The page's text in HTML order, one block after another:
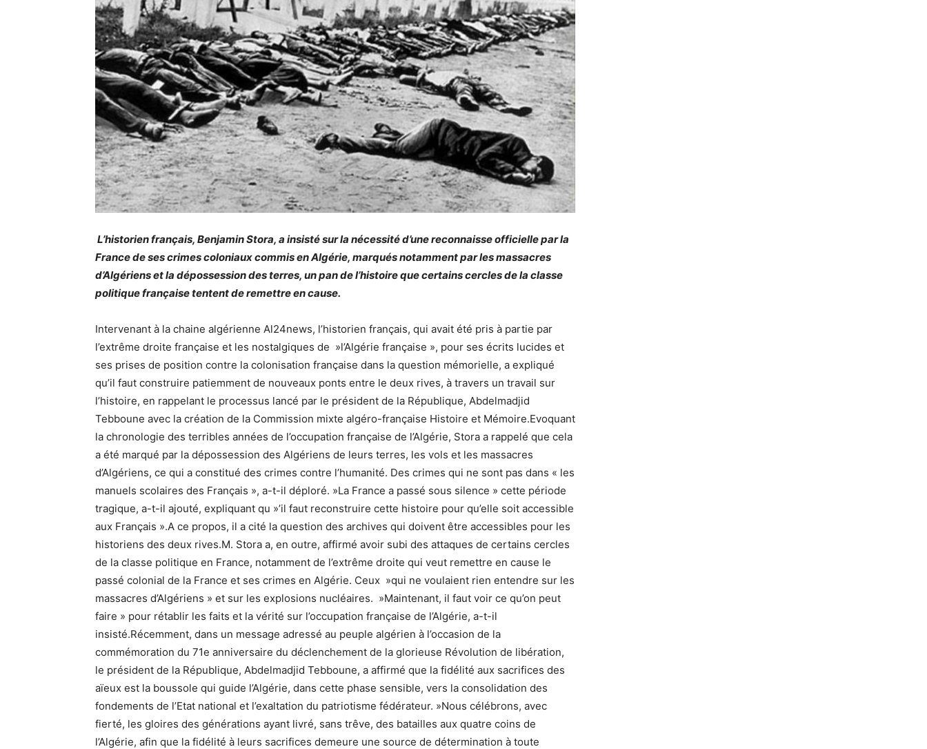
L’historien français, Benjamin Stora, a insisté sur la nécessité d’une reconnaisse officielle par la
France de ses crimes coloniaux commis en Algérie, marqués notamment par les massacres
d’Algériens et la dépossession des terres, un pan de l’histoire que certains cercles de la classe
politique française tentent de remettre en cause.
Intervenant à la chaine algérienne Al24news, l’historien français, qui avait été pris à partie par
l’extrême droite française et les nostalgiques de »l’Algérie française », pour ses écrits lucides et
ses prises de position contre la colonisation française dans la question mémorielle, a expliqué
qu’il faut construire patiemment de nouveaux ponts entre le deux rives, à travers un travail sur
l’histoire, en rappelant le processus lancé par le président de la République, Abdelmadjid
Tebboune avec la création de la Commission mixte algéro-française Histoire et Mémoire.Evoquant
la chronologie des terribles années de l’occupation française de l’Algérie, Stora a rappelé que cela
a été marqué par la dépossession des Algériens de leurs terres, les vols et les massacres
d’Algériens, ce qui a constitué des crimes contre l’humanité. Des crimes qui ne sont pas dans « les
manuels scolaires des Français », a-t-il déploré. »La France a passé sous silence » cette période
tragique, a-t-il ajouté, expliquant qu »’il faut reconstruire cette histoire pour qu’elle soit accessible
aux Français ».A ce propos, il a cité la question des archives qui doivent être accessibles pour les
historiens des deux rives.M. Stora a, en outre, affirmé avoir subi des attaques de certains cercles
de la classe politique en France, notamment de l’extrême droite qui veut remettre en cause le
passé colonial de la France et ses crimes en Algérie. Ceux »qui ne voulaient rien entendre sur les
massacres d’Algériens » et sur les explosions nucléaires. »Maintenant, il faut voir ce qu’on peut
faire » pour rétablir les faits et la vérité sur l’occupation française de l’Algérie, a-t-il
insisté.Récemment, dans un message adressé au peuple algérien à l’occasion de la
commémoration du 71e anniversaire du déclenchement de la glorieuse Révolution de libération,
le président de la République, Abdelmadjid Tebboune, a affirmé que la fidélité aux sacrifices des
aïeux est la boussole qui guide l’Algérie, dans cette phase sensible, vers la consolidation des
fondements de l’Etat national et l’exaltation du patriotisme fédérateur. »Nous célébrons, avec
fierté, les gloires des générations ayant livré, sans trêve, des batailles aux quatre coins de
l’Algérie, afin que la fidélité à leurs sacrifices demeure une source de détermination à toute